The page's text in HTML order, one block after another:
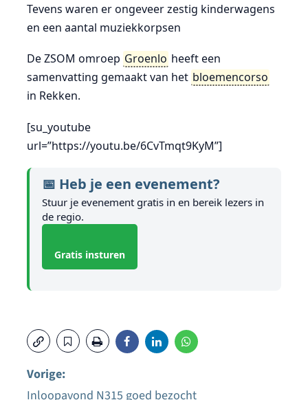
Tevens waren er ongeveer zestig kinderwagens
en een aantal muziekkorpsen
De ZSOM omroep Groenlo heeft een
samenvatting gemaakt van het bloemencorso
in Rekken.
[su_youtube
url=”https://youtu.be/6CvTmqt9KyM”]
📅 Heb je een evenement?
Stuur je evenement gratis in en bereik lezers in
de regio.
Gratis insturen
Vorige:
Inloopavond N315 goed bezocht